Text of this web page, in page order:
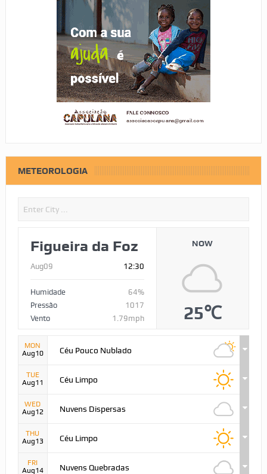
METEOROLOGIA
Figueira da Foz
Aug09 12:30
Humidade
64%
Pressão
1017
Vento
1.79mph
NOW
25℃
MON
Aug10
Céu Pouco Nublado
TUE
Aug11
Céu Limpo
WED
Aug12
Nuvens Dispersas
THU
Aug13
Céu Limpo
FRI
Aug14
Nuvens Quebradas